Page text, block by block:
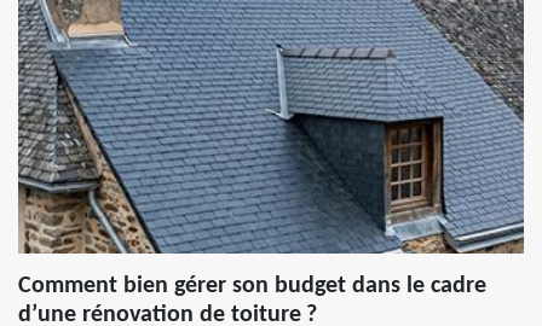
Comment bien gérer son budget dans le cadre
d’une rénovation de toiture ?